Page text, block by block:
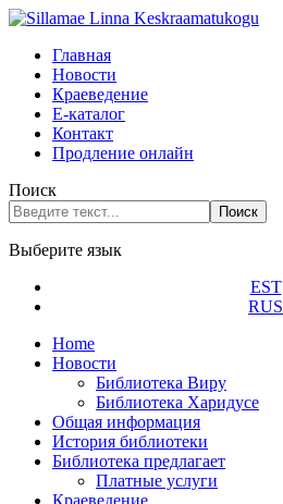
Главная
Новости
Краеведение
Е-каталог
Контакт
Продление онлайн
Поиск
Поиск
Выберите язык
EST
RUS
Home
Новости
Библиотека Виру
Библиотека Харидусе
Общая информация
История библиотеки
Библиотека предлагает
Платные услуги
Краеведение